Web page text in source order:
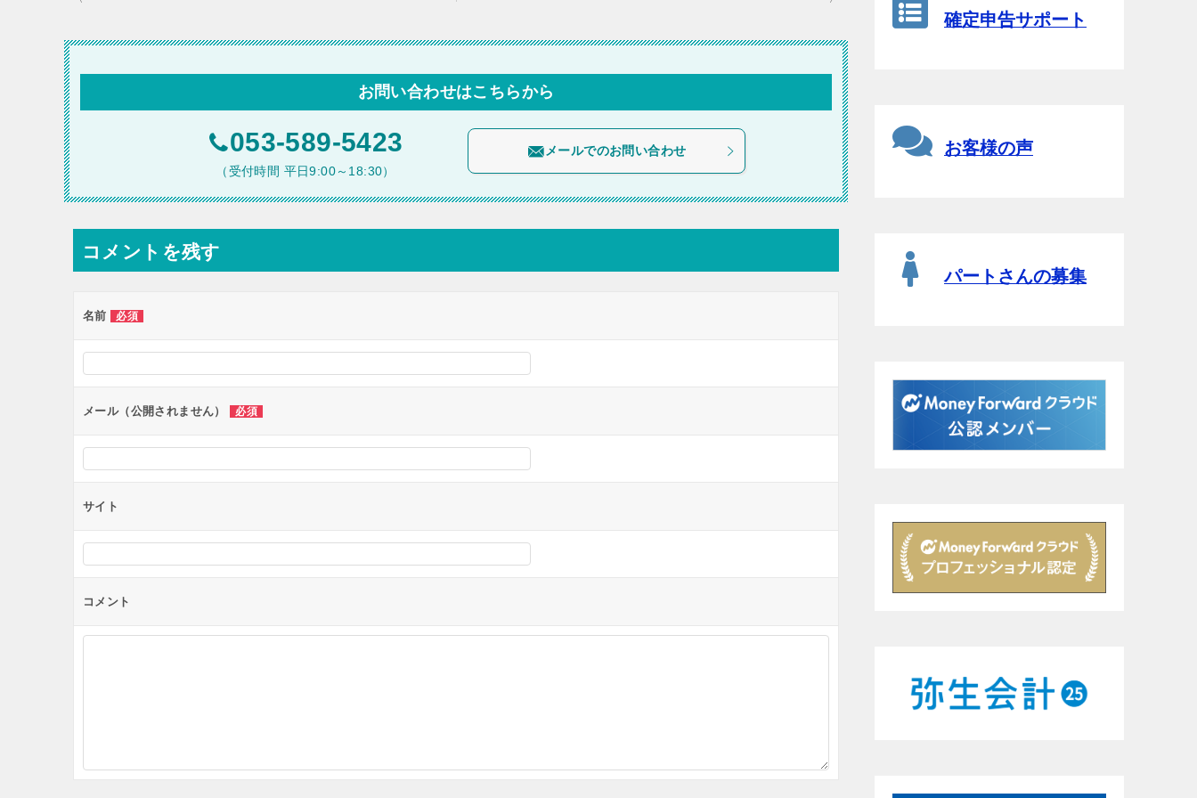
ナ
ビ
お問い合わせはこちらから
053-589-5423
（受付時間 平日9:00～18:30）
メールでのお問い合わせ
コメントを残す
名前 必須
メール（公開されません） 必須
サイト
コメント
確定申告サポート
お客様の声
パートさんの募集